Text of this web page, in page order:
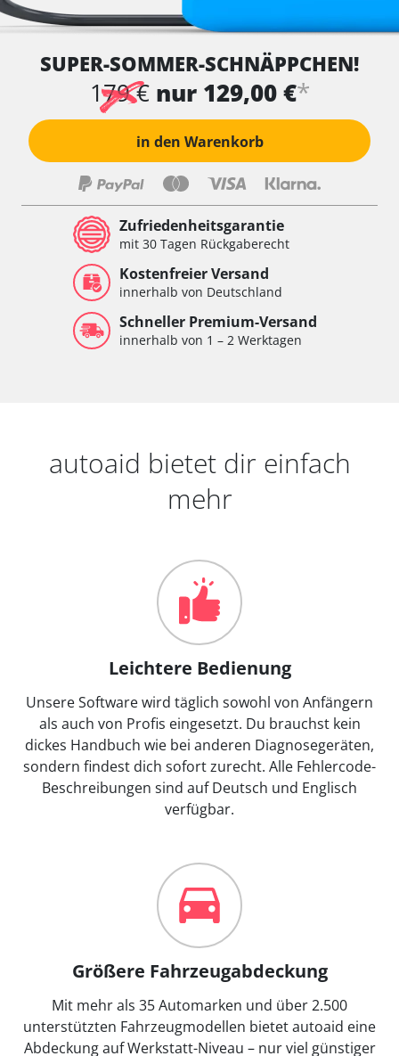
SUPER-SOMMER-SCHNÄPPCHEN!
179 € nur 129,00 €*
in den Warenkorb
Zufriedenheitsgarantie
mit 30 Tagen Rückgaberecht
Kostenfreier Versand
innerhalb von Deutschland
Schneller Premium-Versand
innerhalb von 1 – 2 Werktagen
autoaid bietet dir einfach
mehr
Leichtere Bedienung
Unsere Software wird täglich sowohl von Anfängern
als auch von Profis eingesetzt. Du brauchst kein
dickes Handbuch wie bei anderen Diagnosegeräten,
sondern findest dich sofort zurecht. Alle Fehlercode-
Beschreibungen sind auf Deutsch und Englisch
verfügbar.
Größere Fahrzeugabdeckung
Mit mehr als 35 Automarken und über 2.500
unterstützten Fahrzeugmodellen bietet autoaid eine
Abdeckung auf Werkstatt-Niveau – nur viel günstiger